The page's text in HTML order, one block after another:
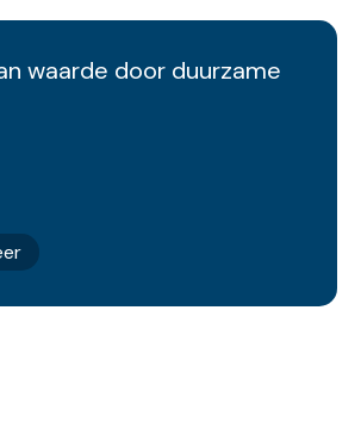
waarde door duurzame